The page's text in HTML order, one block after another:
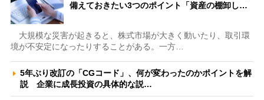
備えておきたい3つのポイント「資産の棚卸し…
大規模な災害が起きると、株式市場が大きく動いたり、取引環
境が不安定になったりすることがある。一方…
5年ぶり改訂の「CGコード」、何が変わったのかポイントを解
説 企業に成長投資の具体的な説…